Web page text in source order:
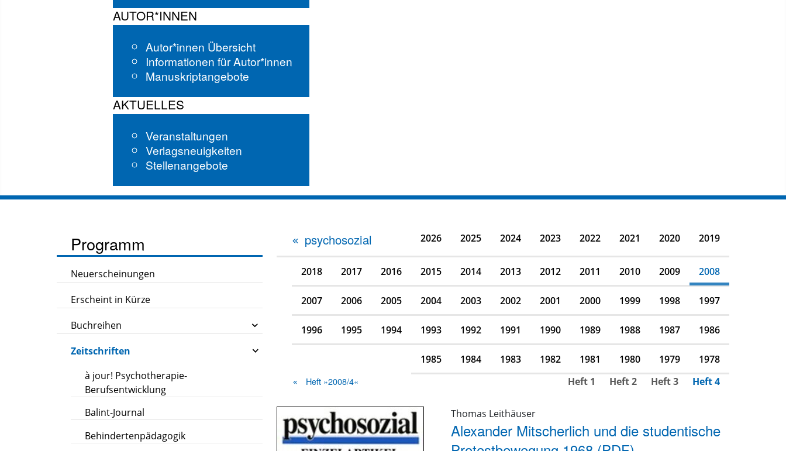
AUTOR*INNEN
Autor*innen Übersicht
Informationen für Autor*innen
Manuskriptangebote
AKTUELLES
Veranstaltungen
Verlagsneuigkeiten
Stellenangebote
Programm
Neuerscheinungen
Erscheint in Kürze
Buchreihen
Zeitschriften
à jour! Psychotherapie-
Berufsentwicklung
Balint-Journal
Behindertenpädagogik
psychosozial 2026 2025 2024 2023 2022 2021 2020 2019
2018 2017 2016 2015 2014 2013 2012 2011 2010 2009 2008
2007 2006 2005 2004 2003 2002 2001 2000 1999 1998 1997
1996 1995 1994 1993 1992 1991 1990 1989 1988 1987 1986
1985 1984 1983 1982 1981 1980 1979 1978
Heft »2008/4« Heft 1 Heft 2 Heft 3 Heft 4
Thomas Leithäuser
Alexander Mitscherlich und die studentische